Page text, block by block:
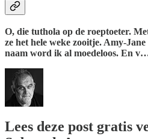
O, die tuthola op de roeptoeter.
ze het hele weke zooitje. Amy-
naam word ik al moedeloos. En
Lees deze post gratis